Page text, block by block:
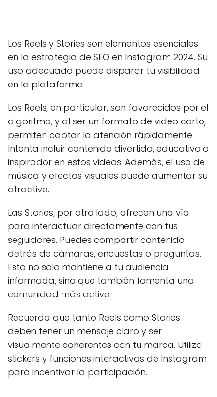
Los Reels y Stories son elementos esenciales
en la estrategia de SEO en Instagram 2024. Su
uso adecuado puede disparar tu visibilidad
en la plataforma.
Los Reels, en particular, son favorecidos por el
algoritmo, y al ser un formato de video corto,
permiten captar la atención rápidamente.
Intenta incluir contenido divertido, educativo o
inspirador en estos videos. Además, el uso de
música y efectos visuales puede aumentar su
atractivo.
Las Stories, por otro lado, ofrecen una vía
para interactuar directamente con tus
seguidores. Puedes compartir contenido
detrás de cámaras, encuestas o preguntas.
Esto no solo mantiene a tu audiencia
informada, sino que también fomenta una
comunidad más activa.
Recuerda que tanto Reels como Stories
deben tener un mensaje claro y ser
visualmente coherentes con tu marca. Utiliza
stickers y funciones interactivas de Instagram
para incentivar la participación.